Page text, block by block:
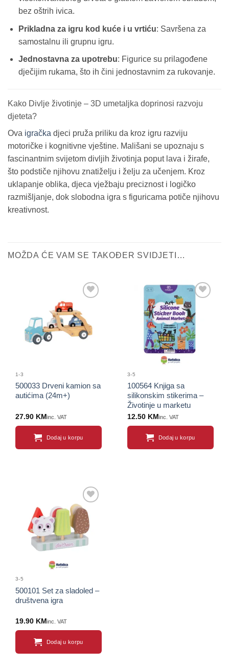
bez oštrih ivica.
Prikladna za igru kod kuće i u vrtiću: Savršena za
samostalnu ili grupnu igru.
Jednostavna za upotrebu: Figurice su prilagođene
dječijim rukama, što ih čini jednostavnim za rukovanje.
Kako Divlje životinje – 3D umetaljka doprinosi razvoju
djeteta?
Ova igračka djeci pruža priliku da kroz igru razviju
motoričke i kognitivne vještine. Mališani se upoznaju s
fascinantnim svijetom divljih životinja poput lava i žirafe,
što podstiče njihovu znatiželju i želju za učenjem. Kroz
uklapanje oblika, djeca vježbaju preciznost i logičko
razmišljanje, dok slobodna igra s figuricama potiče njihovu
kreativnost.
MOŽDA ĆE VAM SE TAKOĐER SVIDJETI…
proizvod
1-3
500033 Drveni kamion sa
autićima (24m+)
27.90 KMinc. VAT
Dodaj u korpu
Sačuvaj
proizvod
3-5
100564 Knjiga sa
silikonskim stikerima –
Životinje u marketu
12.50 KMinc. VAT
Dodaj u korpu
Sačuvaj
proizvod
3-5
500101 Set za sladoled –
društvena igra
19.90 KM inc. VAT
Dodaj u korpu